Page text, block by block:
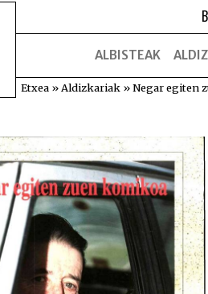
ALBISTEAK
Etxea » Aldizkariak »Negar egiten